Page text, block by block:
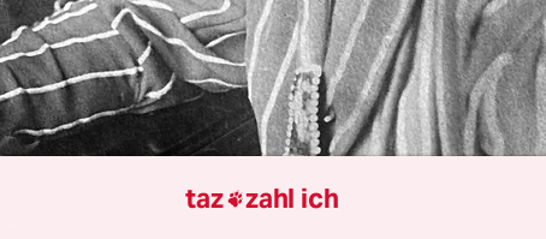
taz zahl ich